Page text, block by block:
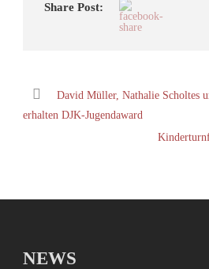
Share Post:
David Müller, Nathalie Scholtes
erhalten DJK-Jugendaward
NEWS